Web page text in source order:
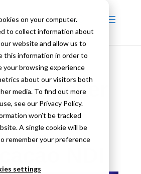
on your computer.
to collect information about
website and allow us to
this information in order to
your browsing experience
about our visitors both
media. To find out more
see our Privacy Policy.
won’t be tracked
A single cookie will be
remember your preference
settings
Checker
NDI